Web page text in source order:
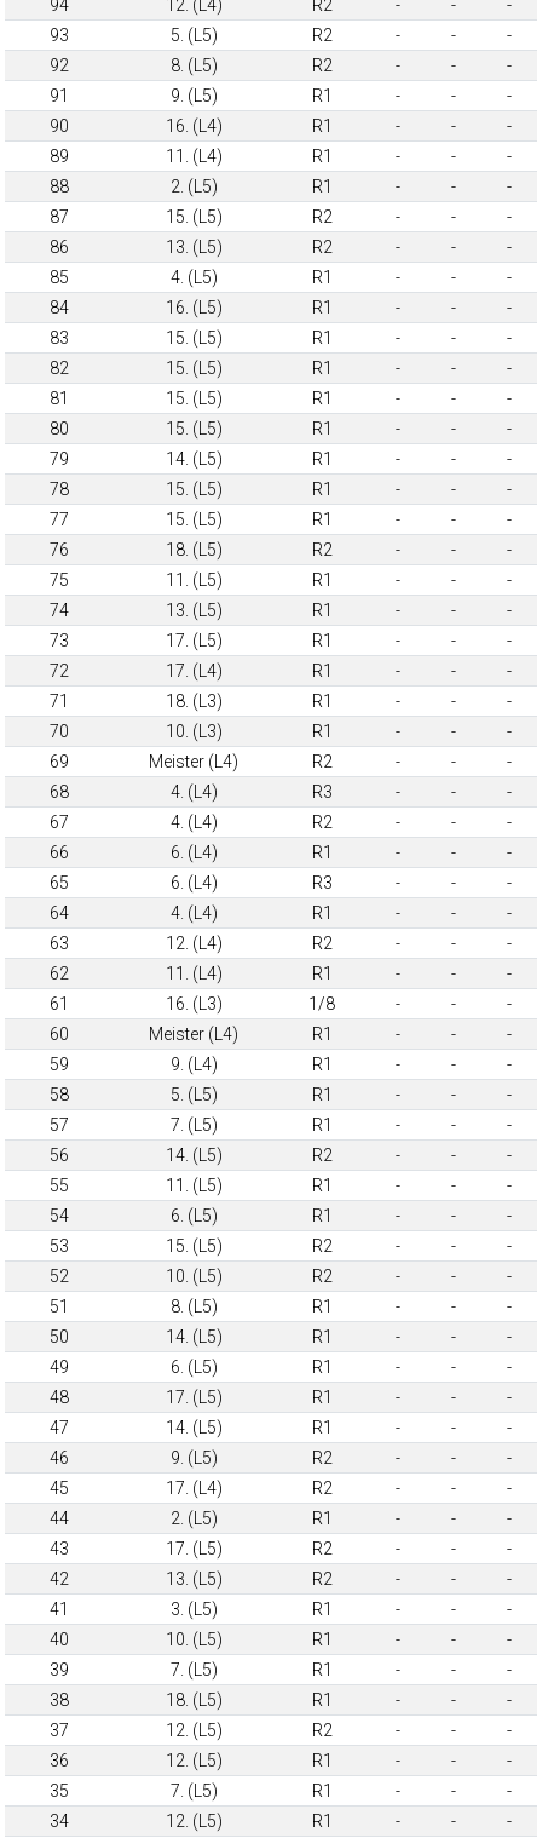
94 12. (L4) R2 - -
-
93
5. (L5) R2 - -
-
92
8. (L5) R2 - -
-
91
9. (L5) R1 - -
-
90
16. (L4) R1 - -
-
89
11. (L4) R1 - -
-
88
2. (L5) R1 - -
-
87
15. (L5) R2 - -
-
86
13. (L5) R2 - -
-
85
4. (L5) R1 - -
-
84
16. (L5) R1 - -
-
83
15. (L5) R1 - -
-
82
15. (L5) R1 - -
-
81
15. (L5) R1 - -
-
80
15. (L5) R1 - -
-
79
14. (L5) R1 - -
-
78
15. (L5) R1 - -
-
77
15. (L5) R1 - -
-
76
18. (L5) R2 - -
-
75
11. (L5) R1 - -
-
74
13. (L5) R1 - -
-
73
17. (L5) R1 - -
-
72
17. (L4) R1 - -
-
71
18. (L3) R1 - -
-
70
10. (L3) R1 - -
-
69
Meister (L4) R2 - -
-
68
4. (L4) R3 - -
-
67
4. (L4) R2 - -
-
66
6. (L4) R1 - -
-
65
6. (L4) R3 - -
-
64
4. (L4) R1 - -
-
63
12. (L4) R2 - -
-
62
11. (L4) R1 - -
-
61
16. (L3) 1/8 - -
-
60
Meister (L4) R1 - -
-
59
9. (L4) R1 - -
-
58
5. (L5) R1 - -
-
57
7. (L5) R1 - -
-
56
14. (L5) R2 - -
-
55
11. (L5) R1 - -
-
54
6. (L5) R1 - -
-
53
15. (L5) R2 - -
-
52
10. (L5) R2 - -
-
51
8. (L5) R1 - -
-
50
14. (L5) R1 - -
-
49
6. (L5) R1 - -
-
48
17. (L5) R1 - -
-
47
14. (L5) R1 - -
-
46
9. (L5) R2 - -
-
45
17. (L4) R2 - -
-
44
2. (L5) R1 - -
-
43
17. (L5) R2 - -
-
42
13. (L5) R2 - -
-
41
3. (L5) R1 - -
-
40
10. (L5) R1 - -
-
39
7. (L5) R1 - -
-
38
18. (L5) R1 - -
-
37
12. (L5) R2 - -
-
36
12. (L5) R1 - -
-
35
7. (L5) R1 - -
-
34
12. (L5) R1 - -
-